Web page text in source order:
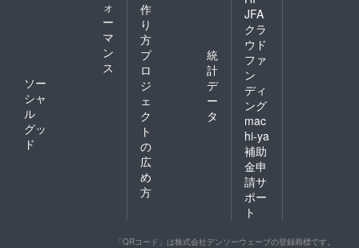
ォ
ー
マ
ン
ス
ソー
シャ
ル
グッ
ド
作
り
方
プ
ロ
ジ
ェ
ク
ト
の
広
め
方
統
計
デ
ー
タ
JFA
クラ
ウド
ファ
ン
ディ
ング
mac
hi-ya
補助
金申
請サ
ポー
ト
「QRコード」は株式会社デンソーウェーブの登録商標です。